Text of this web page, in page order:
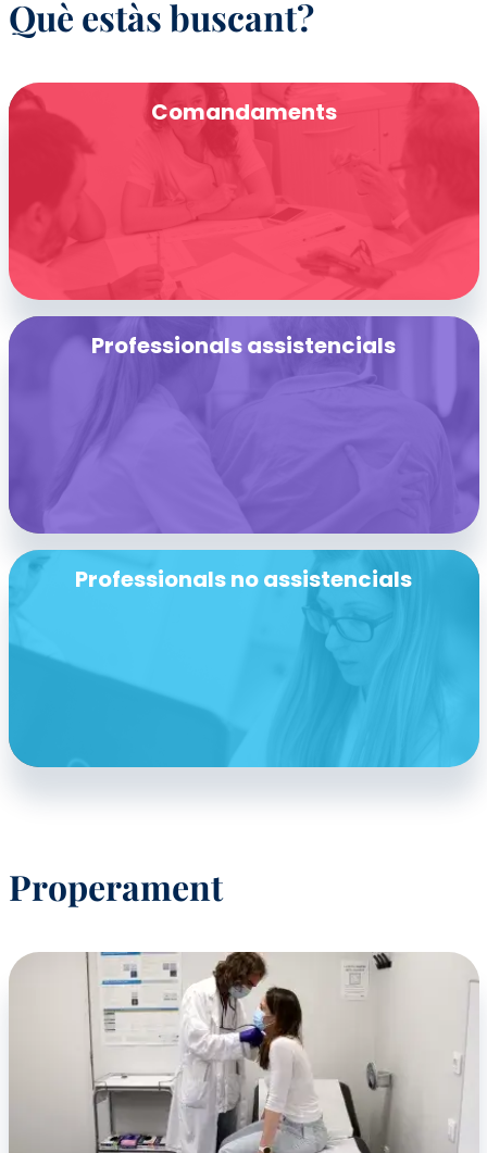
Què estàs buscant?
Comandaments
Professionals assistencials
Professionals no assistencials
Properament